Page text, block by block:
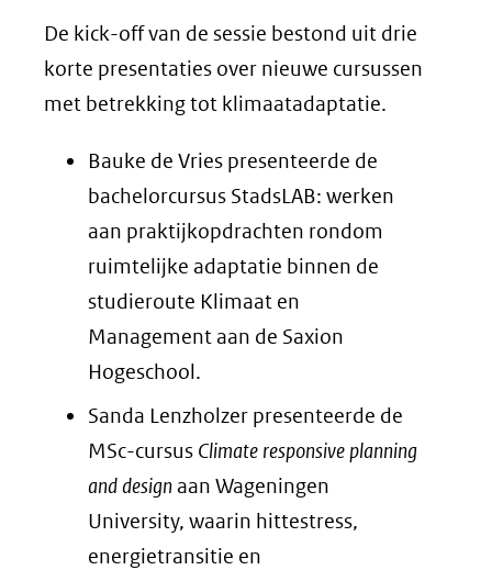
De kick-off van de sessie bestond uit drie
korte presentaties over nieuwe cursussen
met betrekking tot klimaatadaptatie.
Bauke de Vries presenteerde de
bachelorcursus StadsLAB: werken
aan praktijkopdrachten rondom
ruimtelijke adaptatie binnen de
studieroute Klimaat en
Management aan de Saxion
Hogeschool.
Sanda Lenzholzer presenteerde de
MSc-cursus Climate responsive planning
and design aan Wageningen
University, waarin hittestress,
energietransitie en